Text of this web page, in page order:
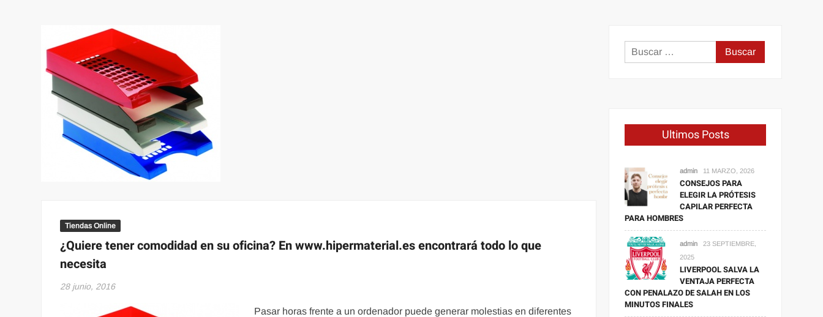
Tiendas Online
¿Quiere tener comodidad en su oficina? En www.hipermaterial.es encontrará todo lo que
necesita
28 junio, 2016
Pasar horas frente a un ordenador puede generar molestias en diferentes
Buscar:
Ultimos Posts
admin 11 MARZO, 2026
CONSEJOS PARA
ELEGIR LA PRÓTESIS
CAPILAR PERFECTA
PARA HOMBRES
admin
23 SEPTIEMBRE,
2025
LIVERPOOL SALVA LA
VENTAJA PERFECTA
CON PENALAZO DE SALAH EN LOS
MINUTOS FINALES